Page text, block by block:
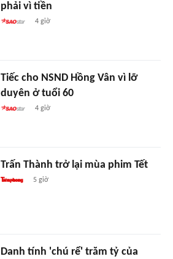
phải vì tiền
4 giờ
Tiếc cho NSND Hồng Vân vì lỡ
duyên ở tuổi 60
4 giờ
Trấn Thành trở lại mùa phim Tết
5 giờ
Danh tính 'chú rể' trăm tỷ của